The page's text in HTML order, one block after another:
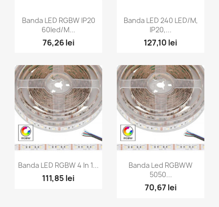
Vizualizare rapida
Banda LED RGBW IP20
60led/M...
76,26 lei
Vizualizare rapida
Banda LED 240 LED/M,
IP20,...
127,10 lei
Vizualizare rapida
Banda LED RGBW 4 In 1...
111,85 lei
Vizualizare rapida
Banda Led RGBWW
5050...
70,67 lei